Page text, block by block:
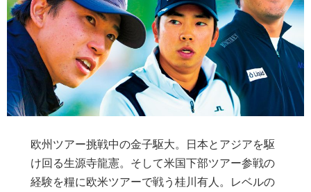
欧州ツアー挑戦中の金子駆大。日本とアジアを駆
け回る生源寺龍憲。そして米国下部ツアー参戦の
経験を糧に欧米ツアーで戦う桂川有人。レベルの